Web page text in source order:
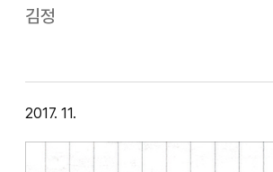
교회에서 만난 이 여사가 나에게 “내 동생이
김정
2017. 11.